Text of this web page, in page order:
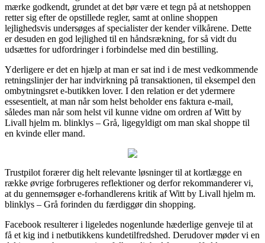
mærke godkendt, grundet at det bør være et tegn på at netshoppen
retter sig efter de opstillede regler, samt at online shoppen
lejlighedsvis undersøges af specialister der kender vilkårene. Dette
er desuden en god lejlighed til en håndsrækning, for så vidt du
udsættes for udfordringer i forbindelse med din bestilling.
Yderligere er det en hjælp at man er sat ind i de mest vedkommende
retningslinjer der har indvirkning på transaktionen, til eksempel den
ombytningsret e-butikken lover. I den relation er det ydermere
essesentielt, at man når som helst beholder ens faktura e-mail,
således man når som helst vil kunne vidne om ordren af Witt by
Livall hjelm m. blinklys – Grå, ligegyldigt om man skal shoppe til
en kvinde eller mand.
Trustpilot forærer dig helt relevante løsninger til at kortlægge en
række øvrige forbrugeres reflektioner og derfor rekommanderer vi,
at du gennemsøger e-forhandlerens kritik af Witt by Livall hjelm m.
blinklys – Grå forinden du færdiggør din shopping.
Facebook resulterer i ligeledes nogenlunde hæderlige genveje til at
få et kig ind i netbutikkens kundetilfredshed. Derudover møder vi en